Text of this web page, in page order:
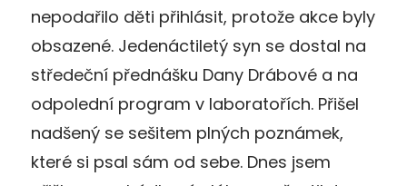
nepodařilo děti přihlásit, protože akce byly
obsazené. Jedenáctiletý syn se dostal na
středeční přednášku Dany Drábové a na
odpolední program v laboratořích. Přišel
nadšený se sešitem plných poznámek,
které si psal sám od sebe. Dnes jsem